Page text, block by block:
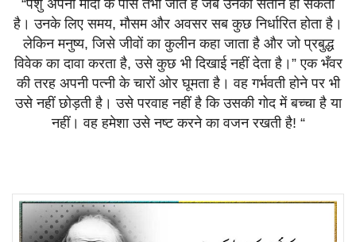
“पशु अपनी मादा के पास तभी जाते हैं जब उनकी संतान हो सकती
है। उनके लिए समय,मौसम और अवसर सब कुछ निर्धारित होता है।
लेकिन मनुष्य,जिसे जीवों का कुलीन कहा जाता है और जो प्रबुद्ध
विवेक का दावा करता है,उसे कुछ भी दिखाई नहीं देता है। ”एक भँवर
की तरह अपनी पत्नी के चारों ओर घूमता है। वह गर्भवती होने पर भी
उसे नहीं छोड़ती है। उसे परवाह नहीं है कि उसकी गोद में बच्चा है या
नहीं। वह हमेशा उसे नष्ट करने का वजन रखती है! “